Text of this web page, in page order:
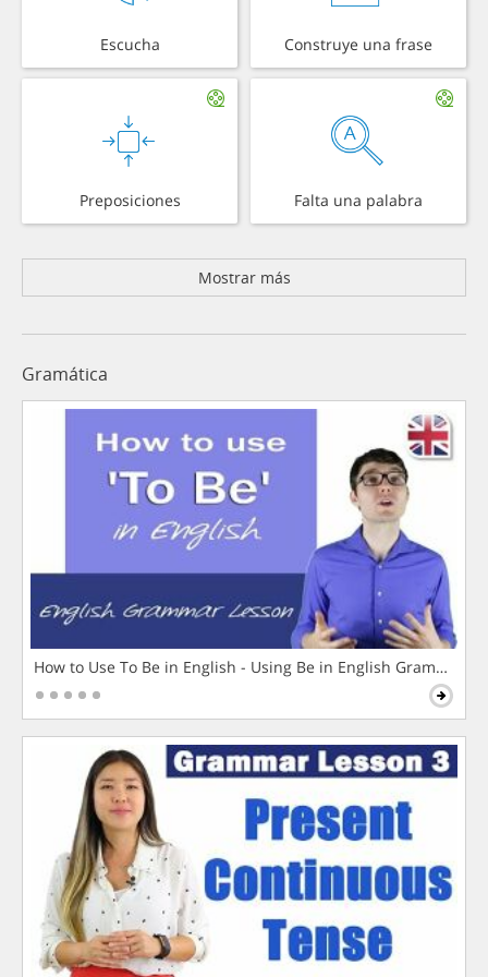
Escucha Construye una frase
Preposiciones Falta una palabra
Mostrar más
Gramática
How to Use To Be in English - Using Be in English Grammar